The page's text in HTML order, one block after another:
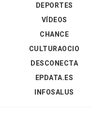
DEPORTES
VÍDEOS
CHANCE
CULTURAOCIO
DESCONECTA
EPDATA.ES
INFOSALUS